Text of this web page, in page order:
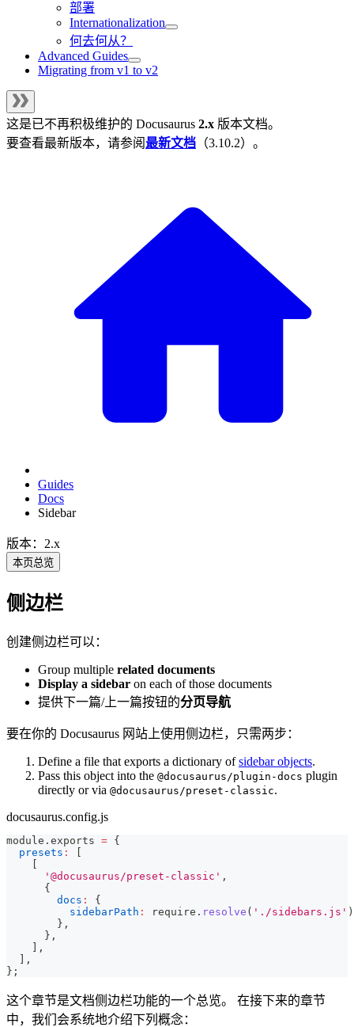
部署
Internationalization
何去何从？
Advanced Guides
Migrating from v1 to v2
这是已不再积极维护的 Docusaurus 2.x 版本文档。
要查看最新版本，请参阅最新文档 （3.10.2）。
Guides
Docs
Sidebar
版本：2.x
本页总览
侧边栏
创建侧边栏可以：
Group multiple related documents
Display a sidebar on each of those documents
提供下一篇/上一篇按钮的分页导航
要在你的 Docusaurus 网站上使用侧边栏，只需两步：
Define a file that exports a dictionary ofsidebar objects.
Pass this object into the @docusaurus/plugin-docs plugin
directly or via @docusaurus/preset-classic.
docusaurus.config.js
module . exports = {
presets :
'@docusaurus/preset-classic' ,
{
docs :
{
sidebarPath : require . resolve ( './sidebars.js' )
} ,
} ,
,
,
} ;
这个章节是文档侧边栏功能的一个总览。 在接下来的章节
中，我们会系统地介绍下列概念：